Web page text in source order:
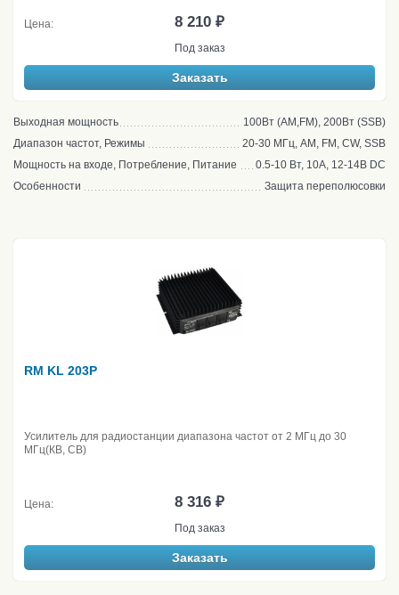
Цена: 8 210 ₽
Под заказ
Заказать
Выходная мощность
100Вт (AM,FM), 200Вт (SSB)
Диапазон частот, Режимы
20-30 МГц, AM, FM, CW, SSB
Мощность на входе, Потребление, Питание
0.5-10 Вт, 10А, 12-14В DC
Особенности
Защита переполюсовки
RM KL 203P
Усилитель для радиостанции диапазона частот от 2 МГц до 30
МГц(КВ, CB)
Цена: 8 316 ₽
Под заказ
Заказать